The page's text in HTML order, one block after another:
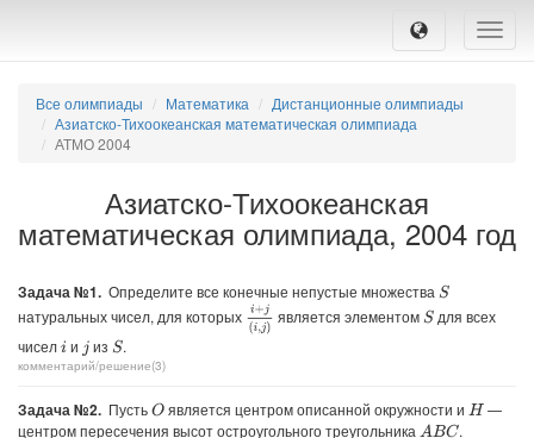
Toggle
Все олимпиады Математика
Дистанционные олимпиады
Азиатско-Тихоокеанская математическая олимпиада
АТМО 2004
Азиатско-Тихоокеанская
математическая олимпиада, 2004 год
Задача №1. Определите все конечные непустые множества S
натуральных чисел, для которых i+j(i, )является элементомS для всех
чиселi и j из S.
комментарий/решение(3)
Задача №2. ПустьO является центром описанной окружности и H —
центром пересечения высот остроугольного треугольника ABC .